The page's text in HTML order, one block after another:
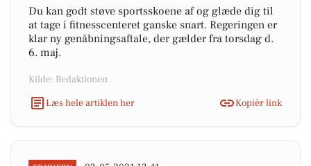
Du kan godt støve sportsskoene af og glæde dig til
at tage i fitnesscenteret ganske snart. Regeringen er
klar ny genåbningsaftale, der gælder fra torsdag d.
6. maj.
Kilde: Redaktionen
Læs hele artiklen her
Kopiér link